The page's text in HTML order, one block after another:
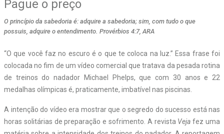
Pague o preço
O princípio da sabedoria é: adquire a sabedoria; sim, com tudo o que
possuis, adquire o entendimento. Provérbios 4:7, ARA
“O que você faz no escuro é o que te coloca na luz.” Essa frase foi
colocada no fim de um vídeo comercial que tratava da pesada rotina
de treinos do nadador Michael Phelps, que com 30 anos e 22
medalhas olímpicas é, praticamente, imbatível nas piscinas.
A intenção do vídeo era mostrar que o segredo do sucesso está nas
horas solitárias de preparação e sofrimento. A revista Veja fez uma